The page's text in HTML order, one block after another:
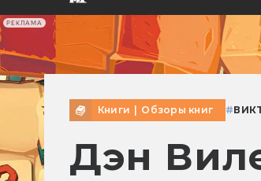
РЕКЛАМА
Книги Обзоры книг #
Дэн